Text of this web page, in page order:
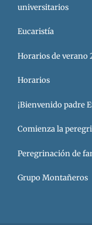
universitarios
Eucaristía
Horarios de verano
Horarios
¡Bienvenido padre
Comienza la
Peregrinación de
Grupo Montañeros